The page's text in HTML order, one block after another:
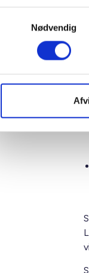
Nødvendig